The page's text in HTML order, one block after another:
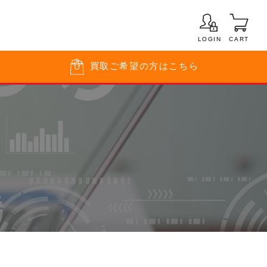
LOGIN CART
買取 ご希望の方はこちら